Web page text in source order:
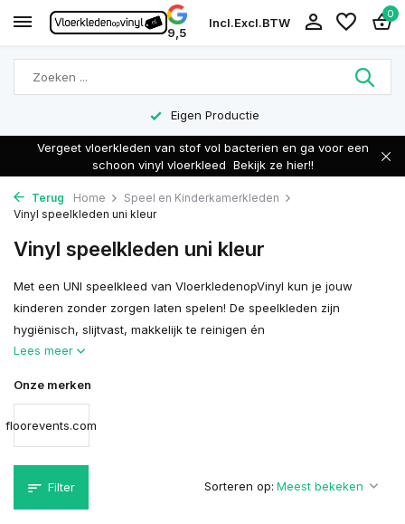
9,5
Incl.Excl.BTW
0
Eigen Productie
Vergeet vloerkleden van stof vol bacterien en ga voor een
schoon vinyl vloerkleed Bekijk ze hier!!
Terug Home
Speel en Kinderkamerkleden
Vinyl speelkleden uni kleur
Vinyl speelkleden uni kleur
Met een UNI speelkleed van VloerkledenopVinyl kun je jouw
kinderen zonder zorgen laten spelen! De speelkleden zijn
hygiënisch, slijtvast, makkelijk te reinigen én
Lees meer
Onze merken
floorevents.com
Filter Sorteren op: